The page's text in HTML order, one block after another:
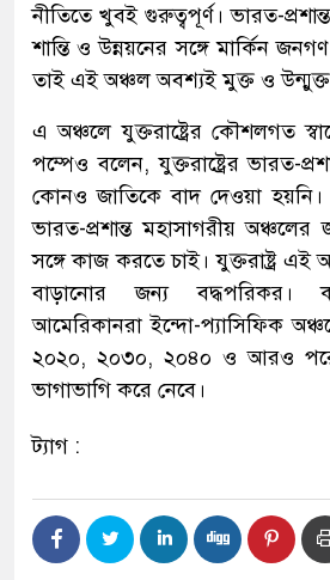
নীতিতে খুবই গুরুত্বপূর্ণ। ভারত-
শান্তি ও উন্নয়নের সঙ্গে মার্কিন
তাই এই অঞ্চল অবশ্যই মুক্ত ও উন্মুক্ত
এ অঞ্চলে যুক্তরাষ্ট্রের কৌশলগত
পম্পেও বলেন, যুক্তরাষ্ট্রের ভারত-
কোনও জাতিকে বাদ দেওয়া
ভারত-প্রশান্ত মহাসাগরীয়
সঙ্গে কাজ করতে চাই। যুক্তরাষ্ট্র এই
বাড়ানোর জন্য
আমেরিকানরা ইন্দো-প্যাসিফিক
২০২০, ২০৩০, ২০৪০ ও আরও পরের
ভাগাভাগি করে নেবে।
ট্যাগ :